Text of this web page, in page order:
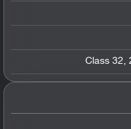
Class 32,